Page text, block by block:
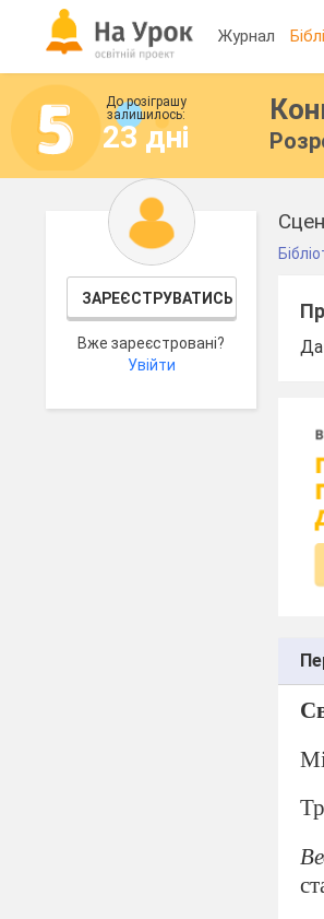
Журнал
До розіграшу
залишилось:
23 дні
ЗАРЕЄСТРУВАТИСЬ
Вже зареєстровані?
Увійти